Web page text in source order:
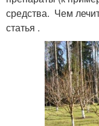
средства. Чем
статья .